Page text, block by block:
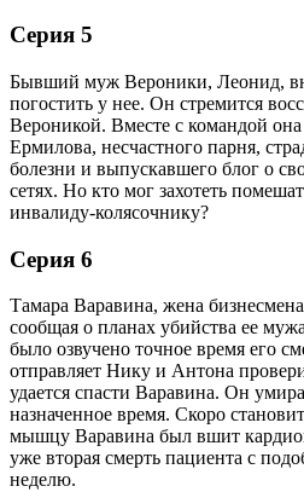
Серия 5
Бывший муж Вероники, Леонид,
погостить у нее. Он стремится
Вероникой. Вместе с командой она
Ермилова, несчастного парня,
болезни и выпускавшего блог о
сетях. Но кто мог захотеть
инвалиду-колясочнику?
Серия 6
Тамара Варавина, жена
сообщая о планах убийства ее
было озвучено точное время его
отправляет Нику и Антона
удается спасти Варавина. Он
назначенное время. Скоро
мышцу Варавина был вшит
уже вторая смерть пациента с
неделю.